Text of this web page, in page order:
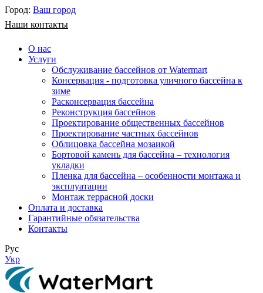
Город: Ваш город
Наши контакты
О нас
Услуги
Обслуживание бассейнов от Watermart
Консервация - подготовка уличного бассейна к
зиме
Расконсервация бассейна
Реконструкция бассейнов
Проектирование общественных бассейнов
Проектирование частных бассейнов
​Облицовка бассейна мозаикой
Бортовой камень для бассейна – технология
укладки
Пленка для бассейна – особенности монтажа и
эксплуатации
Монтаж террасной доски
Оплата и доставка
Гарантийные обязательства
Контакты
Рус
Укр